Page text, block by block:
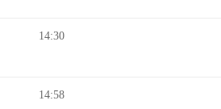
14:30
14:58